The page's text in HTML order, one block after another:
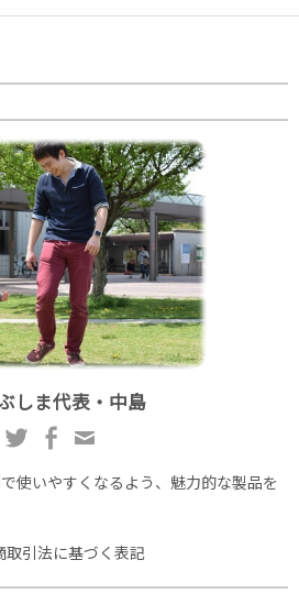
しま代表・中島
使いやすくなるよう、魅力的な製品を
取引法に基づく表記